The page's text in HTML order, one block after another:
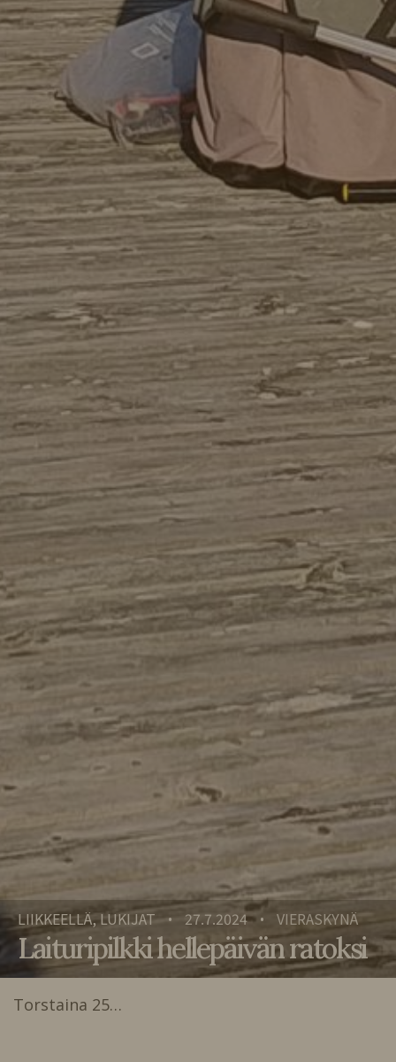
LIIKKEELLÄ, LUKIJAT • 27.7.2024 • VIERASKYNÄ
Laituripilkki hellepäivän ratoksi
Torstaina 25…